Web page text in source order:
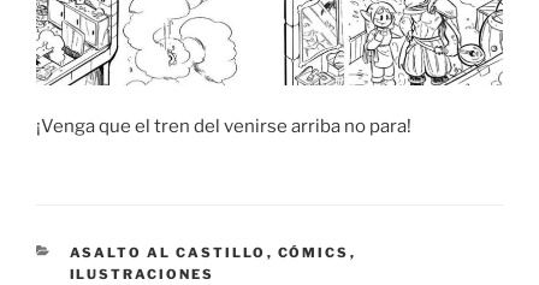
¡Venga que el tren del venirse arriba no para!
CATEGORÍAS
ASALTO AL CASTILLO , CÓMICS ,
ILUSTRACIONES